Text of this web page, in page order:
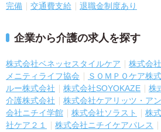
完備
交通費支給 退職金制度あり
企業から介護の求人を探す
株式会社ベネッセスタイルケア 株式会
メニティライフ協会
ＳＯＭＰＯケア株
ルー株式会社
株式会社SOYOKAZE 株
介護株式会社
株式会社ケアリッツ・ア
会社ニチイ学館
株式会社ソラスト 株
社ケア２１
株式会社ニチイケアパレス